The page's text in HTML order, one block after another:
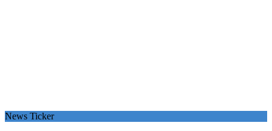
News Ticker